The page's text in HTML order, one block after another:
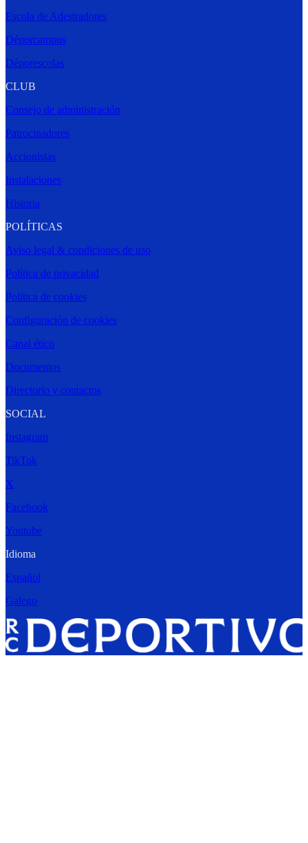
Escola de Adestradores
Déporcampus
Déporescolas
CLUB
Consejo de administración
Patrocinadores
Accionistas
Instalaciones
Historia
POLÍTICAS
Aviso legal & condiciones de uso
Política de privacidad
Política de cookies
Configuración de cookies
Canal ético
Documentos
Directorio y contactos
SOCIAL
Instagram
TikTok
X
Facebook
Youtube
Idioma
Español
Galego